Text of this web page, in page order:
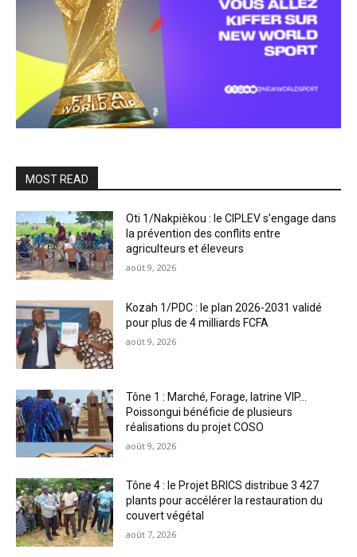
MOST READ
Oti 1/Nakpièkou : le CIPLEV s’engage dans
la prévention des conflits entre
agriculteurs et éleveurs
août 9, 2026
Kozah 1/PDC : le plan 2026-2031 validé
pour plus de 4 milliards FCFA
août 9, 2026
Tône 1 : Marché, Forage, latrine VIP…
Poissongui bénéficie de plusieurs
réalisations du projet COSO
août 9, 2026
Tône 4 : le Projet BRICS distribue 3 427
plants pour accélérer la restauration du
couvert végétal
août 7, 2026